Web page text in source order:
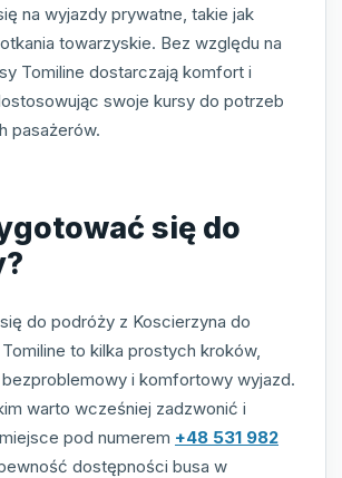
na wyjazdy prywatne, takie jak
towarzyskie. Bez względu na
Tomiline dostarczają komfort i
swoje kursy do potrzeb
pasażerów.
się do
do podróży z Koscierzyna do
to kilka prostych kroków,
i komfortowy wyjazd.
warto wcześniej zadzwonić i
pod numerem +48 531 982
dostępności busa w